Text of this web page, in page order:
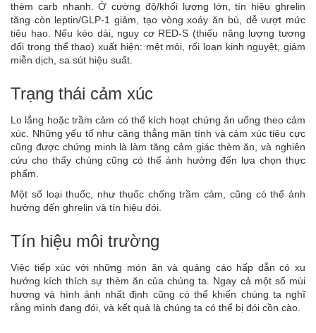
thèm carb nhanh. Ở cường độ/khối lượng lớn, tín hiệu ghrelin
tăng còn leptin/GLP-1 giảm, tạo vòng xoáy ăn bù, dễ vượt mức
tiêu hao. Nếu kéo dài, nguy cơ RED-S (thiếu năng lượng tương
đối trong thể thao) xuất hiện: mệt mỏi, rối loạn kinh nguyệt, giảm
miễn dịch, sa sút hiệu suất.
Trạng thái cảm xúc
Lo lắng hoặc trầm cảm có thể kích hoạt chứng ăn uống theo cảm
xúc. Những yếu tố như căng thẳng mãn tính và cảm xúc tiêu cực
cũng được chứng minh là làm tăng cảm giác thèm ăn, và nghiên
cứu cho thấy chúng cũng có thể ảnh hưởng đến lựa chọn thực
phẩm.
Một số loại thuốc, như thuốc chống trầm cảm, cũng có thể ảnh
hưởng đến ghrelin và tín hiệu đói.
Tín hiệu môi trường
Việc tiếp xúc với những món ăn và quảng cáo hấp dẫn có xu
hướng kích thích sự thèm ăn của chúng ta. Ngay cả một số mùi
hương và hình ảnh nhất định cũng có thể khiến chúng ta nghĩ
rằng mình đang đói, và kết quả là chúng ta có thể bị đói cồn cào.